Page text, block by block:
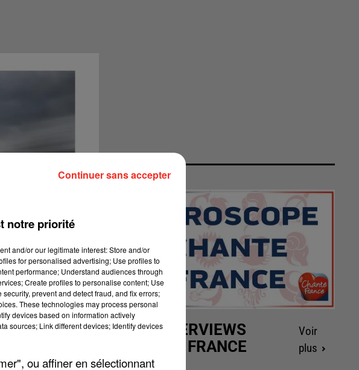
LES INTERVIEWS
CHANTE FRANCE
Voir
plus
notre priorité
and/or our legitimate interest: Store and/or
for personalised advertising; Use profiles to
performance; Understand audiences through
Create profiles to personalise content; Use
prevent and detect fraud, and fix errors;
These technologies may process personal
devices based on information actively
sources; Link different devices; Identify devices
ou affiner en sélectionnant
Continuer sans accepter